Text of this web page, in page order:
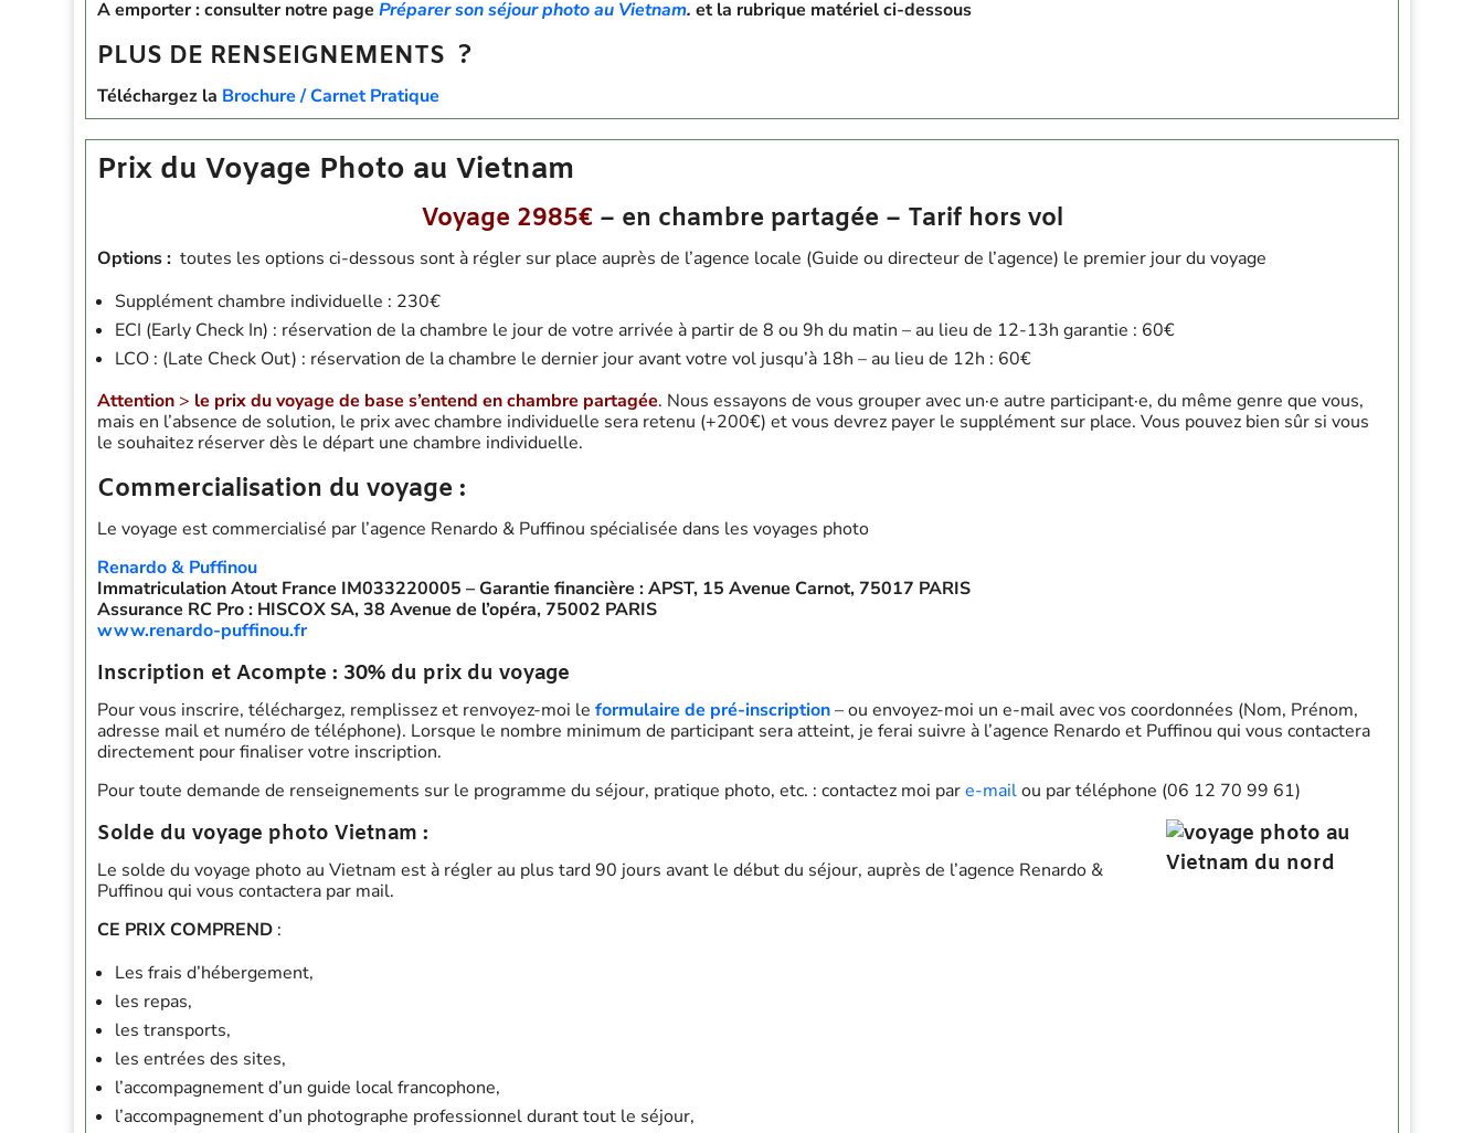
A emporter : consulter notre pagePréparer son séjour photo au Vietnam. et la rubrique matériel ci-dessous
PLUS DE RENSEIGNEMENTS ?
Téléchargez la Brochure / Carnet Pratique
Prix du Voyage Photo au Vietnam
Voyage 2985€ – en chambre partagée – Tarif hors vol
Options : toutes les options ci-dessous sont à régler sur place auprès de l’agence locale (Guide ou directeur de l’agence) le premier jour du voyage
Supplément chambre individuelle : 230€
ECI (Early Check In) : réservation de la chambre le jour de votre arrivée à partir de 8 ou 9h du matin – au lieu de 12-13h garantie : 60€
LCO : (Late Check Out) : réservation de la chambre le dernier jour avant votre vol jusqu’à 18h – au lieu de 12h : 60€
Attention > le prix du voyage de base s’entend en chambre partagée. Nous essayons de vous grouper avec un·e autre participant·e, du même genre que vous,
mais en l’absence de solution, le prix avec chambre individuelle sera retenu (+200€) et vous devrez payer le supplément sur place. Vous pouvez bien sûr si vous
le souhaitez réserver dès le départ une chambre individuelle.
Commercialisation du voyage :
Le voyage est commercialisé par l’agence Renardo & Puffinou spécialisée dans les voyages photo
Renardo & Puffinou
Immatriculation Atout France IM033220005 – Garantie financière : APST, 15 Avenue Carnot, 75017 PARIS
Assurance RC Pro : HISCOX SA, 38 Avenue de l’opéra, 75002 PARIS
www.renardo-puffinou.fr
Inscription et Acompte : 30% du prix du voyage
Pour vous inscrire, téléchargez, remplissez et renvoyez-moi leformulaire de pré-inscription– ou envoyez-moi un e-mail avec vos coordonnées (Nom, Prénom,
adresse mail et numéro de téléphone). Lorsque le nombre minimum de participant sera atteint, je ferai suivre à l’agence Renardo et Puffinou qui vous contactera
directement pour finaliser votre inscription.
Pour toute demande de renseignements sur le programme du séjour, pratique photo, etc. : contactez moi pare-mailou par téléphone (06 12 70 99 61)
Solde du voyage photo Vietnam :
Le solde du voyage photo au Vietnam est à régler au plus tard 90 jours avant le début du séjour, auprès de l’agence Renardo &
Puffinou qui vous contactera par mail.
CE PRIX COMPREND :
Les frais d’hébergement,
les repas,
les transports,
les entrées des sites,
l’accompagnement d’un guide local francophone,
l’accompagnement d’un photographe professionnel durant tout le séjour,